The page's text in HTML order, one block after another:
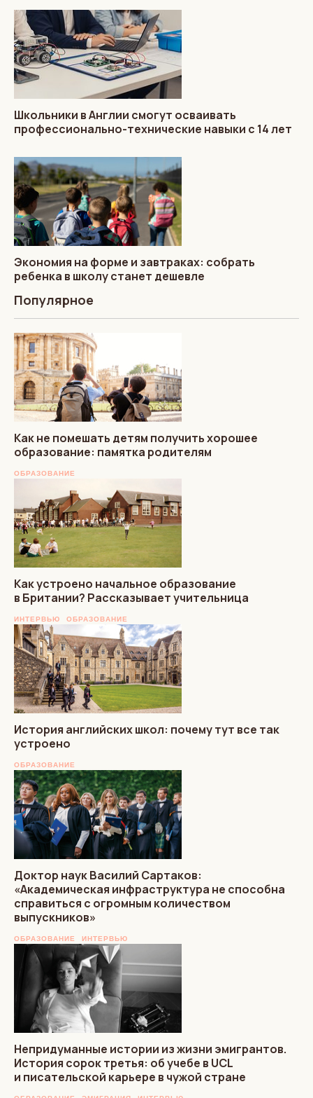
Школьники в Англии смогут осваивать
профессионально-технические навыки с 14 лет
Экономия на форме и завтраках: собрать
ребенка в школу станет дешевле
Популярное
Как не помешать детям получить хорошее
образование: памятка родителям
ОБРАЗОВАНИЕ
Как устроено начальное образование
в Британии? Рассказывает учительница
ИНТЕРВЬЮ ОБРАЗОВАНИЕ
История английских школ: почему тут все так
устроено
ОБРАЗОВАНИЕ
Доктор наук Василий Сартаков:
«Академическая инфраструктура не способна
справиться с огромным количеством
выпускников»
ОБРАЗОВАНИЕ ИНТЕРВЬЮ
Непридуманные истории из жизни эмигрантов.
История сорок третья: об учебе в UCL
и писательской карьере в чужой стране